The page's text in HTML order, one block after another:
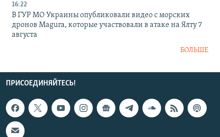
16:22
В ГУР МО Украины опубликовали видео с морских
дронов Magura, которые участвовали в атаке на Ялту 7
августа
БОЛЬШЕ
ПРИСОЕДИНЯЙТЕСЬ!